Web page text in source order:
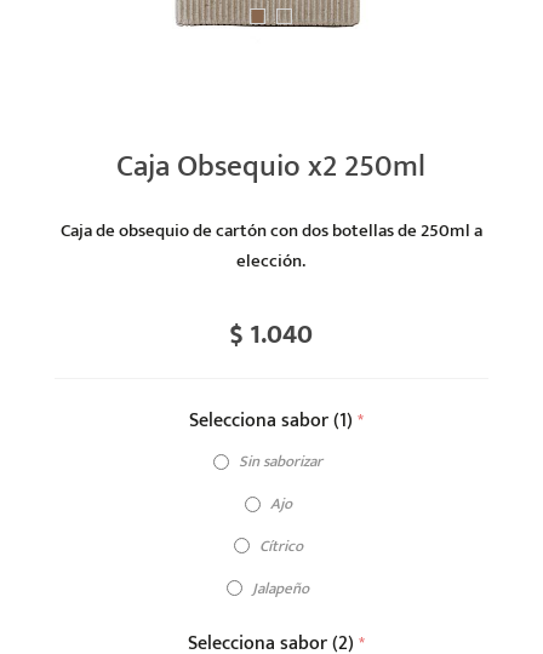
Caja Obsequio x2 250ml
Caja de obsequio de cartón con dos botellas de 250ml a
elección.
$ 1.040
Selecciona sabor (1) *
Sin saborizar
Ajo
Cítrico
Jalapeño
Selecciona sabor (2) *